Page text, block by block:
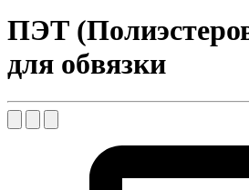
ПЭТ
для обвязки